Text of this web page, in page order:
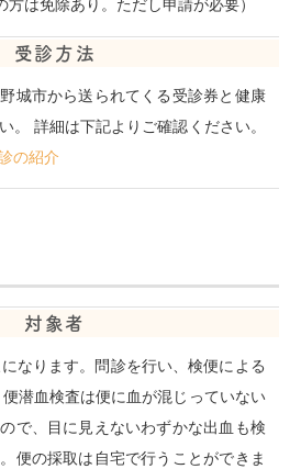
は免除あり。ただし申請が必要）
受診方法
城市から送られてくる受診券と健康
。 詳細は下記よりご確認ください。
の紹介
対象者
なります。問診を行い、検便による
潜血検査は便に血が混じっていない
で、目に見えないわずかな出血も検
便の採取は自宅で行うことができま